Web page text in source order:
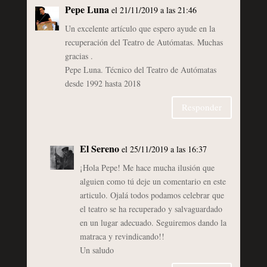
Pepe Luna el 21/11/2019 a las 21:46
Un excelente artículo que espero ayude en la
recuperación del Teatro de Autómatas. Muchas
gracias .
Pepe Luna. Técnico del Teatro de Autómatas
desde 1992 hasta 2018
Responder
El Sereno el 25/11/2019 a las 16:37
¡Hola Pepe! Me hace mucha ilusión que
alguien como tú deje un comentario en este
articulo. Ojalá todos podamos celebrar que
el teatro se ha recuperado y salvaguardado
en un lugar adecuado. Seguiremos dando la
matraca y revindicando!!
Un saludo